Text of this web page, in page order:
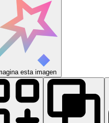
esta imagen